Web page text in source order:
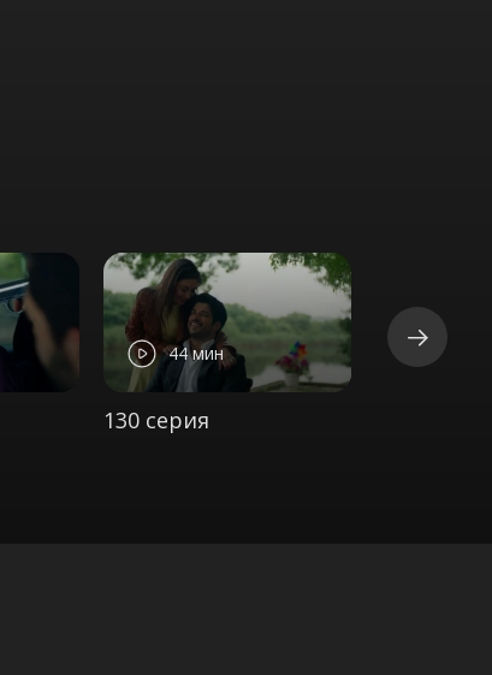
44 мин
130 серия